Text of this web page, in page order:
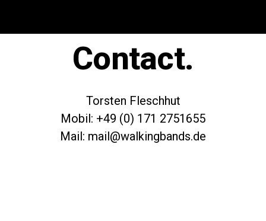
Contact.
Torsten Fleschhut
Mobil: +49 (0) 171 2751655
Mail: mail@walkingbands.de